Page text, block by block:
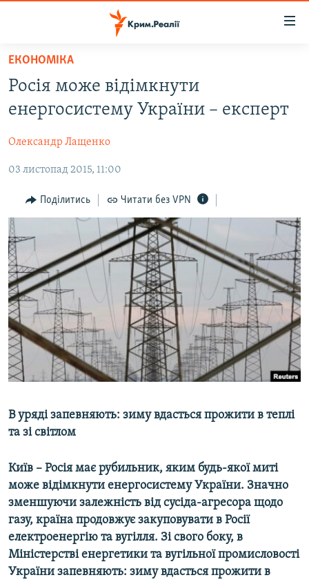
Перейти
основного
матеріалу
Перейти
до
навігації
Перейти
пошуку
ВІДЕО ТА ФОТО
ПОЛІТИКА
БЛОГИ
ПОГЛЯД
ІНТЕРВ'Ю
ВСЕ ЗА ДЕНЬ
СПЕЦПРОЕКТИ
ДЕПОРТАЦІЯ
ВІДЕОУРОКИ «ELIFBE»
СВІДЧЕННЯ ОКУПАЦІЇ
УКРАЇНСЬКА ПРОБЛЕМА КРИМУ
ЯК ОБІЙТИ БЛОКУВАННЯ
Русский
Qırımtatar
Усі сайти RFE/RL
ЕКОНОМІКА
Росія може відімкнути
енергосистему України – експерт
Олександр Лащенко
03 листопад 2015, 11:00
Поділитись Читати без VPN
В уряді запевняють: зиму вдасться прожити в теплі
та зі світлом
Київ – Росія має рубильник, яким будь-якої миті
може відімкнути енергосистему України. Значно
зменшуючи залежність від сусіда-агресора щодо
газу, країна продовжує закуповувати в Росії
електроенергію та вугілля. Зі свого боку, в
Міністерстві енергетики та вугільної промисловості
України запевняють: зиму вдасться прожити в